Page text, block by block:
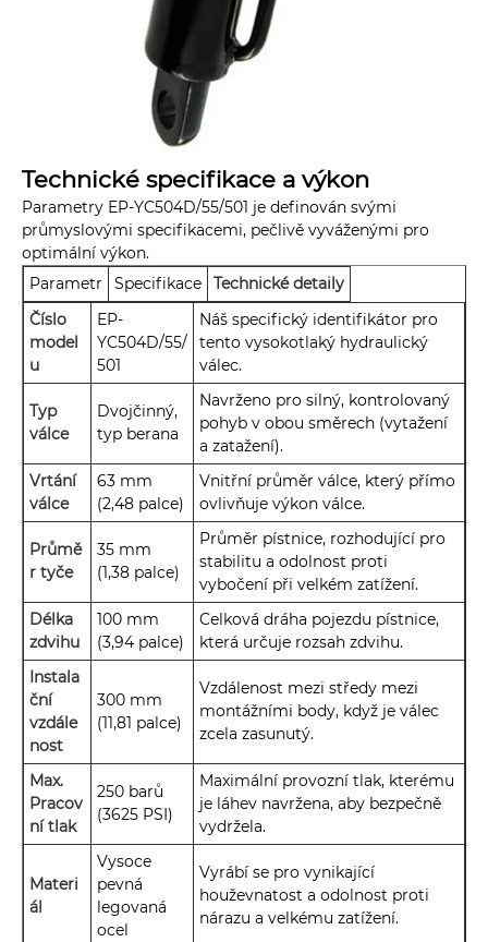
Technické specifikace a výkon
Parametry EP-YC504D/55/501 je definován svými
průmyslovými specifikacemi, pečlivě vyváženými pro
optimální výkon.
Parametr
Specifikace
Technické detaily
Číslo
model
u
EP-
YC504D/55/
501
Náš specifický identifikátor pro
tento vysokotlaký hydraulický
válec.
Typ
válce
Dvojčinný,
typ berana
Navrženo pro silný, kontrolovaný
pohyb v obou směrech (vytažení
a zatažení).
Vrtání
válce
63 mm
(2,48 palce)
Vnitřní průměr válce, který přímo
ovlivňuje výkon válce.
Průmě
r tyče
35 mm
(1,38 palce)
Průměr pístnice, rozhodující pro
stabilitu a odolnost proti
vybočení při velkém zatížení.
Délka
zdvihu
100 mm
(3,94 palce)
Celková dráha pojezdu pístnice,
která určuje rozsah zdvihu.
Instala
ční
vzdále
nost
300 mm
(11,81 palce)
Vzdálenost mezi středy mezi
montážními body, když je válec
zcela zasunutý.
Max.
Pracov
ní tlak
250 barů
(3625 PSI)
Maximální provozní tlak, kterému
je láhev navržena, aby bezpečně
vydržela.
Materi
ál
Vysoce
pevná
legovaná
ocel
Vyrábí se pro vynikající
houževnatost a odolnost proti
nárazu a velkému zatížení.